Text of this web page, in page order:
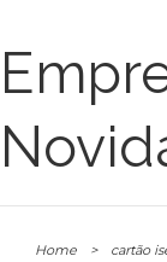
Home >
cartão